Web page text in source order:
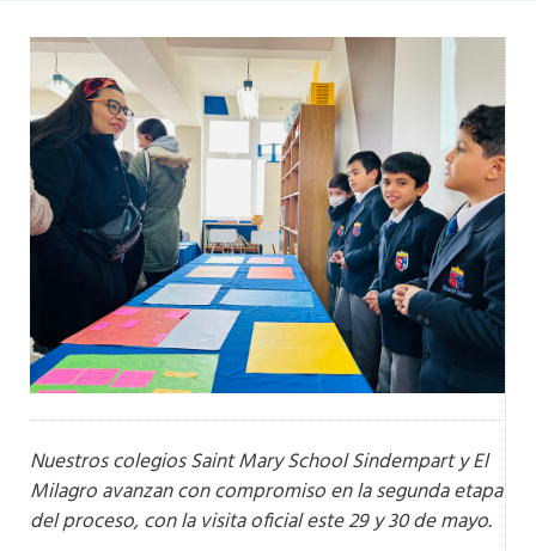
Nuestros colegios Saint Mary School Sindempart y El
Milagro avanzan con compromiso en la segunda etapa
del proceso, con la visita oficial este 29 y 30 de mayo.